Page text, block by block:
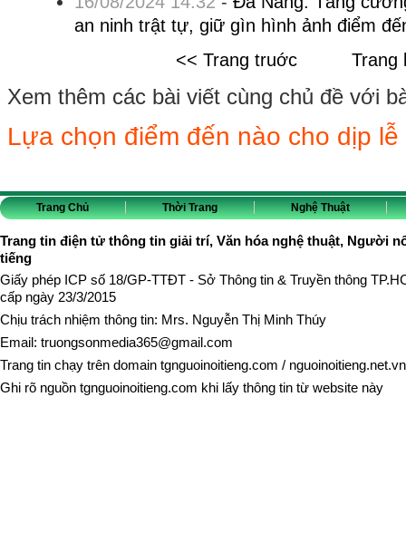
an ninh trật tự, giữ gìn hình ảnh điểm
<< Trang truớc
Trang
Xem thêm các bài viết cùng chủ đề với
Lựa chọn điểm đến nào cho dịp lễ
Trang Chủ Thời Trang Nghệ Thuật
Trang tin điện tử thông tin giải trí, Văn hóa nghệ thuật, Người
tiếng
Giấy phép ICP số 18/GP-TTĐT - Sở Thông tin & Truyền thông
cấp ngày 23/3/2015
Chịu trách nhiệm thông tin: Mrs. Nguyễn Thị Minh Thúy
Email: truongsonmedia365@gmail.com
Trang tin chạy trên domain tgnguoinoitieng.com / nguoinoitieng.net.vn
Ghi rõ nguồn tgnguoinoitieng.com khi lấy thông tin từ website này